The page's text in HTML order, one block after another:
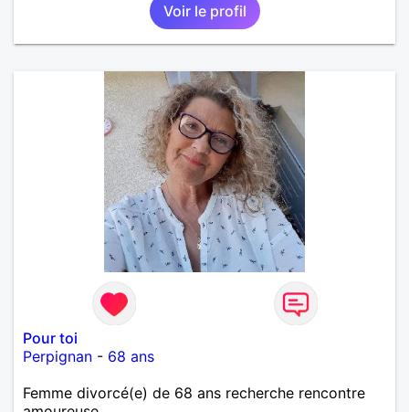
Voir le profil
Pour toi
Perpignan - 68 ans
Femme divorcé(e) de 68 ans recherche rencontre